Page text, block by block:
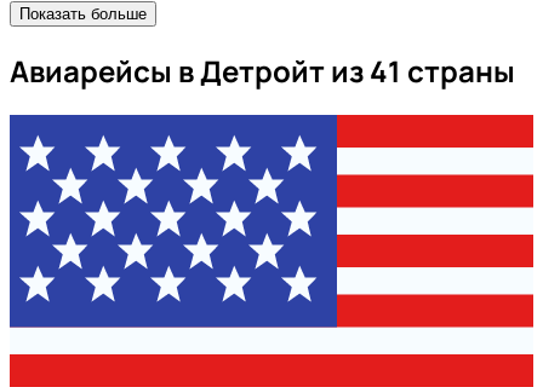
Показать больше
Авиарейсы в Детройт из 41 страны